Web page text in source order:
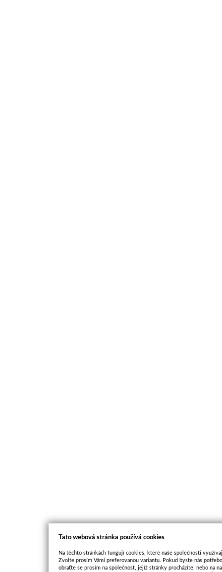
Tato webová stránka používá cookies
Na těchto stránkách fungují cookies, které naše společnosti
Zvolte prosím Vámi preferovanou variantu. Pokud byste nás
obraťte se prosím na společnost, jejíž stránky procházíte, nebo na